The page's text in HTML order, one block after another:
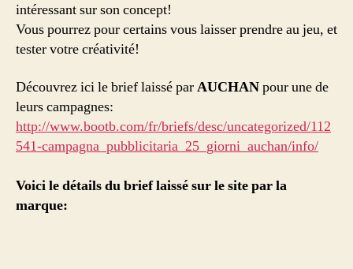
intéressant sur son concept!
Vous pourrez pour certains vous laisser prendre au jeu, et
tester votre créativité!
Découvrez ici le brief laissé parAUCHANpour une de
leurs campagnes:
http://www.bootb.com/fr/briefs/desc/uncategorized/112
541-campagna_pubblicitaria_25_giorni_auchan/info/
Voici le détails du brief laissé sur le site par la
marque: